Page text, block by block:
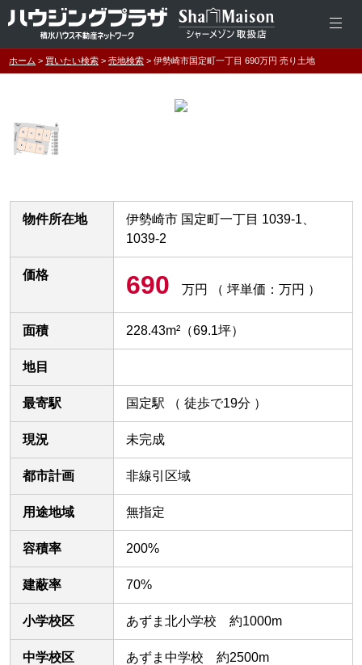
ホーム 買いたい検索 売地検索 伊勢崎市国定町一丁目 690万円 売り土地
物件所在地
伊勢崎市 国定町一丁目 1039-1、
1039-2
価格 690 万円 （ 坪単価：万円 ）
面積 228.43m²（69.1坪）
地目
最寄駅 国定駅 （ 徒歩で19分 ）
現況 未完成
都市計画 非線引区域
用途地域 無指定
容積率 200%
建蔽率 70%
小学校区 あずま北小学校 約1000m
中学校区 あずま中学校 約2500m